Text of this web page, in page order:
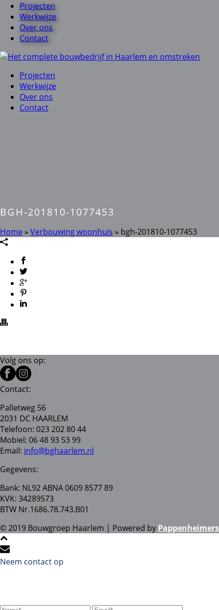
Projecten
Werkwijze
Over ons
Contact
Projecten
Werkwijze
Over ons
Contact
BGH-201810-1077453
Home » Verbouwing woonhuis » bgh-201810-1077453
Volg ons op:
Contact:
Palletweg 56
2031 DC HAARLEM
Telefoon: 023 202 80 44
Mobiel: 06 48 93 53 99
Email: info@bghaarlem.nl
Gegevens:
Bank: NL92 ABNA 0609 8577 89
KVK: 34289573
BTW Nr.1686.78.743.B01
© 2019 Bouwgroep Haarlem | Powered by Pappenheimers
Neem contact op